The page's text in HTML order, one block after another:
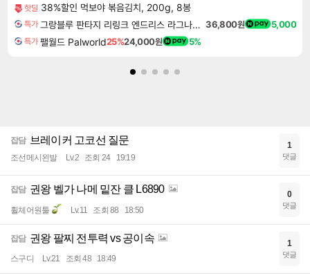
핫딜 38%할인 먹보야 볶음김치, 200g, 8봉
특가 그랑블루 판타지 리링크 엔드리스 라그나로크 업그레이드 킷 Granblue Fantasy Relink Endless Ragnarok Upgrade Kit DLC 36,800원 5,000
특가 팰월드 Palworld25%24,000원 5%
잡담 브레이커 고코선 질문
조선메시왼발 Lv.2 조회 24 19:19
1
댓글
잡담 권왕 벨가 나메 밑잔 클 L6890
휠체어원툴 Lv.11 조회 88 18:50
0
댓글
잡담 권왕 팔찌 전투력 vs 공이속
스구디 Lv.21 조회 48 18:49
1
댓글